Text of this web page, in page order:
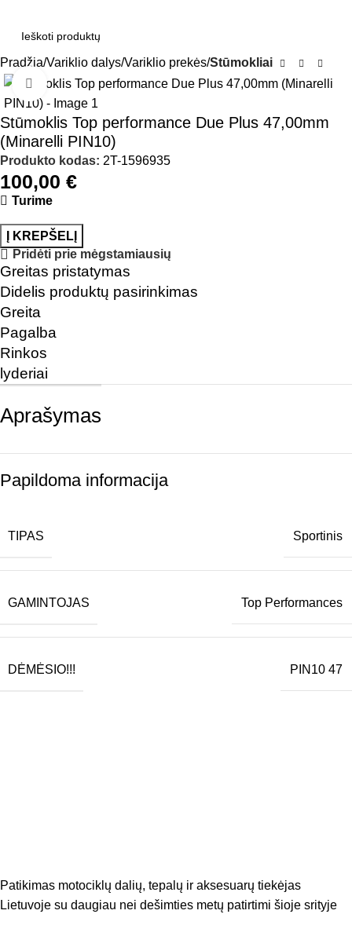
Pradžia Variklio dalys Variklio prekės Stūmokliai
Click to enlarge
Stūmoklis Top performance Due Plus 47,00mm
(Minarelli PIN10)
Produkto kodas: 2T-1596935
100,00 €
Turime
Į KREPŠELĮ
Pridėti prie mėgstamiausių
Greitas pristatymas
Didelis produktų pasirinkimas
Greita
Pagalba
Rinkos
lyderiai
Aprašymas
Papildoma informacija
TIPAS Sportinis
GAMINTOJAS Top Performances
DĖMĖSIO!!! PIN10 47
Patikimas motociklų dalių, tepalų ir aksesuarų tiekėjas
Lietuvoje su daugiau nei dešimties metų patirtimi šioje srityje